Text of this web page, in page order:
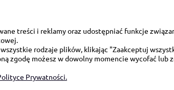
Opinie Trustmate
Mapa kategorii
treści i reklamy oraz udostępniać funkcje
rodzaje plików, klikając "Zaakceptuj
zgodę możesz w dowolny momencie wycofać lub
Prywatności.